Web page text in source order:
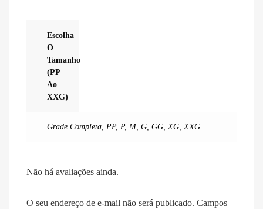
Escolha
O
Tamanho
(PP
Ao
XXG)
Grade Completa PP, P, M, G GG XG XXG
Não há avaliações ainda.
O seu endereço de e-mail não será publicado. Campos